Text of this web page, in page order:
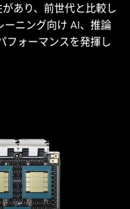
あり、前世代と比較し
ーニング向け AI、推論
フォーマンスを発揮し